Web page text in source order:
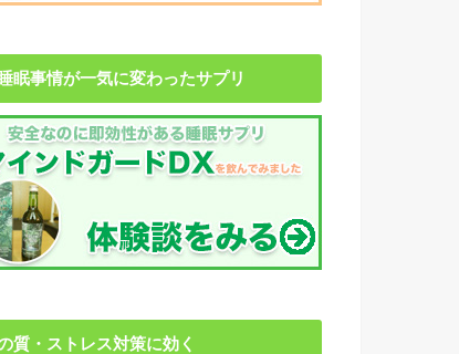
眠事情が一気に変わったサプリ
質・ストレス対策に効く